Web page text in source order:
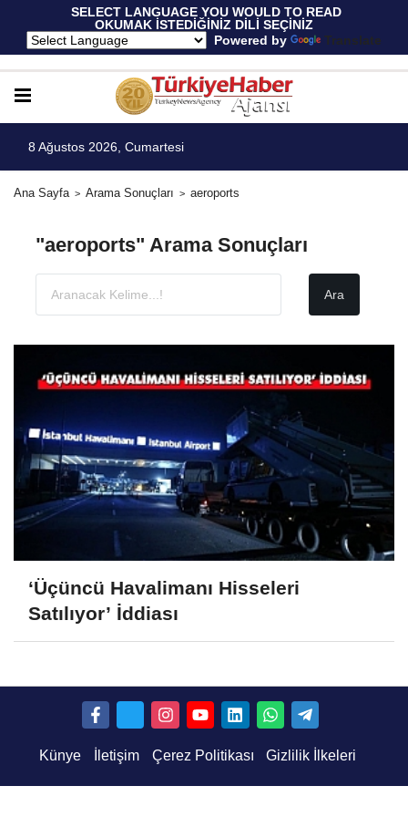
SELECT LANGUAGE YOU WOULD TO READ
OKUMAK İSTEDİĞİNİZ DİLİ SEÇİNİZ
Powered by
Translate
8 Ağustos 2026, Cumartesi
Ana Sayfa Arama Sonuçları aeroports
"aeroports" Arama Sonuçları
‘Üçüncü Havalimanı Hisseleri
Satılıyor’ İddiası
Künye İletişim Çerez Politikası Gizlilik İlkeleri